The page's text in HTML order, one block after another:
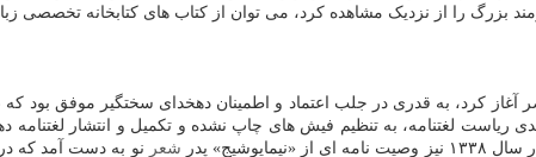
بزرگ را از نزدیک مشاهده کرد، می توان از کتاب های کتابخانه تخصصی
شناس معاصر آغاز کرد، به قدری در جلب اعتماد و اطمینان دهخدای سختگیر موفق
شعر نو به دست آمد که